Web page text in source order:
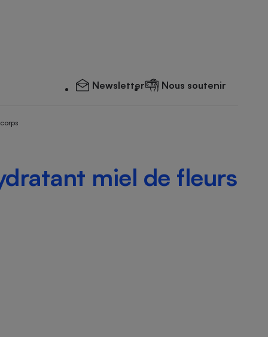
Newsletter Nous soutenir
miel de fleurs